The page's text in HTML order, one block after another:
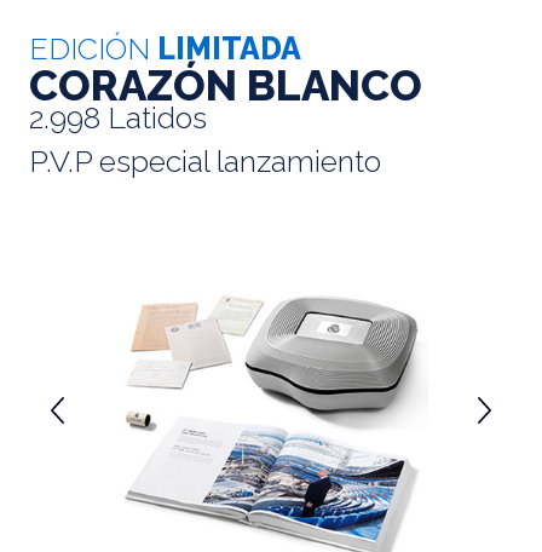
EDICIÓN LIMITADA
CORAZÓN BLANCO
2.998 Latidos
P.V.P especial lanzamiento